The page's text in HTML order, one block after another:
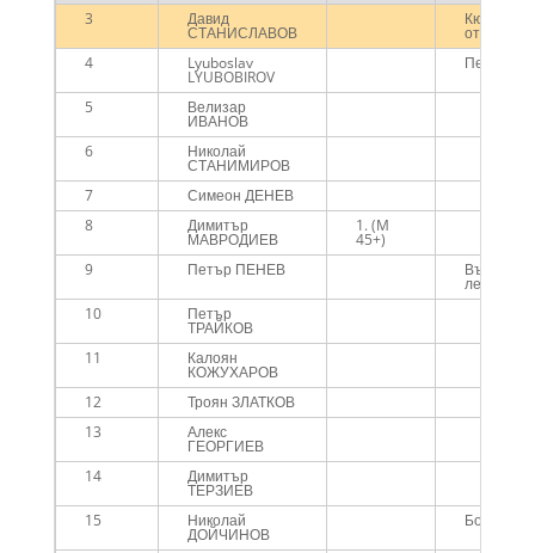
3
Давид
СТАНИСЛАВОВ
отбор
4
Lyuboslav
LYUBOBIROV
Перник
5 Велизар
ИВАНОВ
6
Николай
СТАНИМИРОВ
7
Симеон ДЕНЕВ
8
Димитър
МАВРОДИЕВ
1. (M
45+)
9
Петър ПЕНЕВ
ледник
10
Петър
ТРАЙКОВ
11
Калоян
КОЖУХАРОВ
12
Троян ЗЛАТКОВ
13
Алекс
ГЕОРГИЕВ
14
Димитър
ТЕРЗИЕВ
15
Николай
ДОЙЧИНОВ